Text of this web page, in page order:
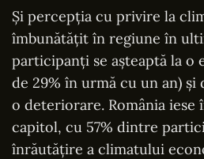
Şi percepţia cu privire la
îmbunătăţit în regiune în
participanţi se aşteaptă la o
de 29% în urmă cu un an) şi
o deteriorare. România iese
capitol, cu 57% dintre
înrăutăţire a climatului